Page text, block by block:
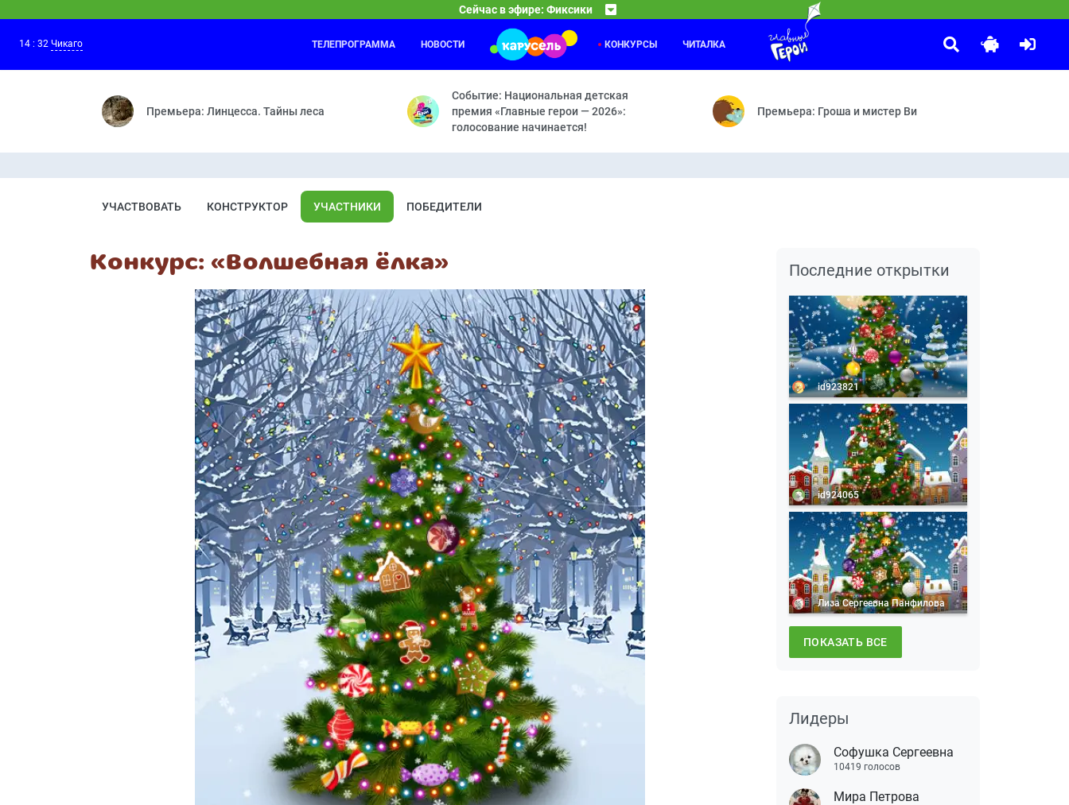
Сейчас в эфире: Фиксики
Паучок — Деньги — Рюкзак — Посудомоечная машина — Машина времени — Зубная паста — Вертолёт — Кофеварка — Крепёж — Вирус — Сковорода — Окно
Приключения Пети и Волка
Дело о Власти рептилоидов и символе мира — Дело о Царице ночи — Дело Богинь мщения Эриний — Дело о Книге
Маша и Медведь
У страха глаза велики — Добро пожаловать в «Гранд
14 : 32 Чикаго ТЕЛЕПРОГРАММА НОВОСТИ КОНКУРСЫ ЧИТАЛКА
Премьера: Линцесса. Тайны леса
Событие: Национальная детская
премия «Главные герои — 2026»:
голосование начинается!
Премьера: Гроша и мистер Ви
УЧАСТВОВАТЬ КОНСТРУКТОР УЧАСТНИКИ ПОБЕДИТЕЛИ
Конкурс: «Волшебная ёлка» Последние открытки
id923821
id924065
Лиза Сергеевна Панфилова
ПОКАЗАТЬ ВСЕ
Лидеры
Софушка Сергеевна
10419 голосов
Мира Петрова